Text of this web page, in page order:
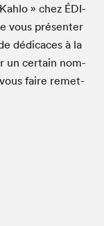
» chez ÉDI­
vous présen­ter
dédi­caces à la
un cer­tain nom­
vous faire remet­